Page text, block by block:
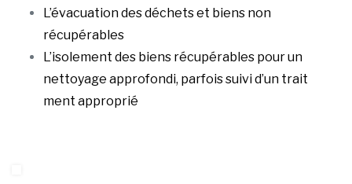
L’évacuation des déchets et biens non
récupérables
L’isolement des biens récupérables pour un
nettoyage approfondi, parfois suivi d’un trait
ment approprié